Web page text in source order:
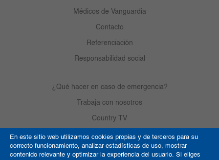
En este sitio web utilizamos cookies propias y de terceros para su
correcto funcionamiento, analizar estadísticas de uso, mostrar
contenido relevante y optimizar la experiencia del usuario. Si eliges
Médicos de Vanguardia
Contacto
Referenciación
Responsabilidad social
¿Qué hacer en caso de emergencia?
Trabaja con nosotros
Country TV
Política de Cookies